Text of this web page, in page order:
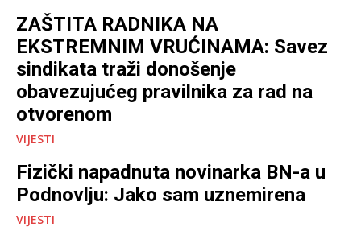
ZAŠTITA RADNIKA NA
EKSTREMNIM VRUĆINAMA: Savez
sindikata traži donošenje
obavezujućeg pravilnika za rad na
otvorenom
VIJESTI
Fizički napadnuta novinarka BN-a u
Podnovlju: Jako sam uznemirena
VIJESTI